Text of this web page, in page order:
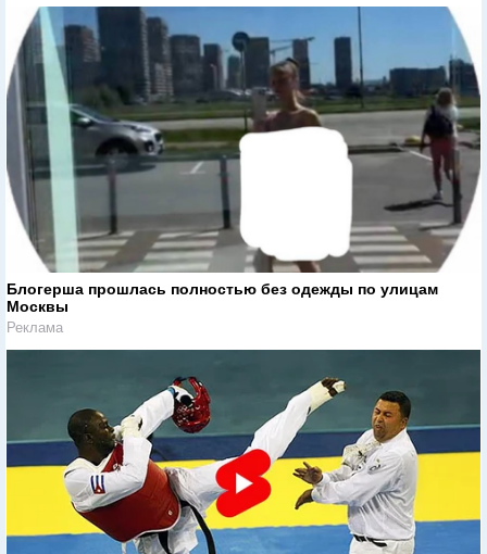
Блогерша прошлась полностью без одежды по улицам
Москвы
Реклама